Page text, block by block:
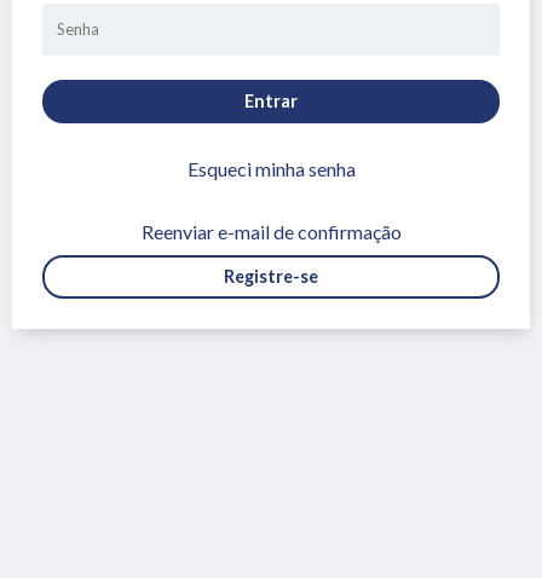
Entrar
Esqueci minha senha
Reenviar e-mail de confirmação
Registre-se